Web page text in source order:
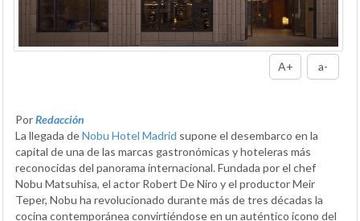
A+ a-
PorRedacción
La llegada deNobu Hotel Madrid supone el desembarco en la
capital de una de las marcas gastronómicas y hoteleras más
reconocidas del panorama internacional. Fundada por el chef
Nobu Matsuhisa, el actor Robert De Niro y el productor Meir
Teper, Nobu ha revolucionado durante más de tres décadas la
cocina contemporánea convirtiéndose en un auténtico icono del